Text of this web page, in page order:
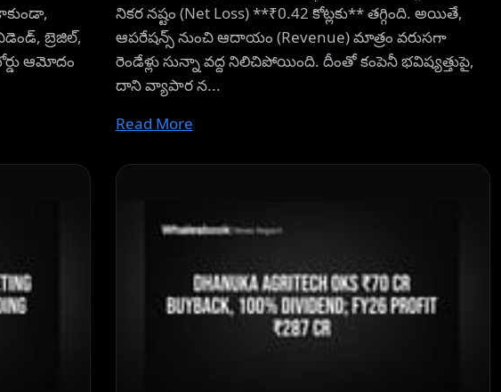
బ్రెజిల్,
ఆమోదం
నికర నష్టం (Net Loss) **₹0.42 కోట్లకు** తగ్గింది. అయితే,
ఆపరేషన్స్ నుంచి ఆదాయం (Revenue) మాత్రం వరుసగా
రెండేళ్లు సున్నా వద్ద నిలిచిపోయింది. దీంతో కంపెనీ భవిష్యత్తుపై,
దాని వ్యాపార న...
Read More